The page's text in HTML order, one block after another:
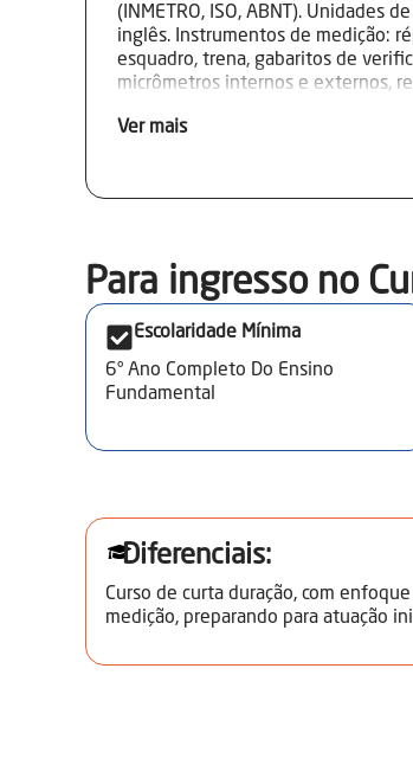
(INMETRO, ISO, ABNT). Unidades
inglês. Instrumentos de medição:
esquadro, trena, gabaritos de
micrômetros internos e externos,
conservação de instrumentos.
qualidade, segurança e gestão de
Ver mais
Para ingresso no
Escolaridade Mínima
6° Ano Completo Do Ensino
Fundamental
Diferenciais:
Curso de curta duração, com
medição, preparando para atuação